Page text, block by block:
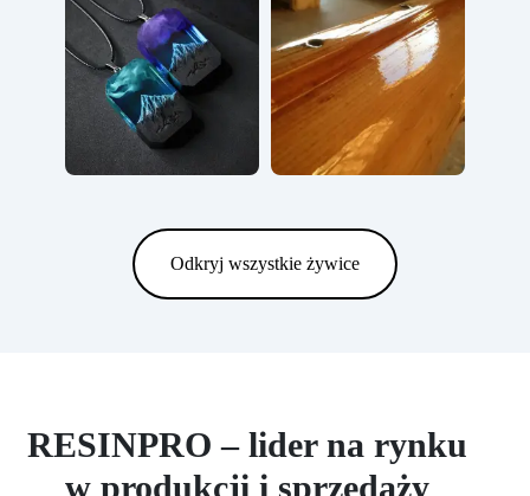
Odkryj wszystkie żywice
RESINPRO – lider na rynku
w produkcji i sprzedaży